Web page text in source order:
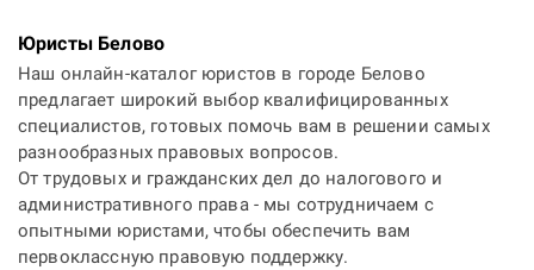
Юристы Белово
Наш онлайн-каталог юристов в городе Белово
предлагает широкий выбор квалифицированных
специалистов, готовых помочь вам в решении самых
разнообразных правовых вопросов.
От трудовых и гражданских дел до налогового и
административного права - мы сотрудничаем с
опытными юристами, чтобы обеспечить вам
первоклассную правовую поддержку.